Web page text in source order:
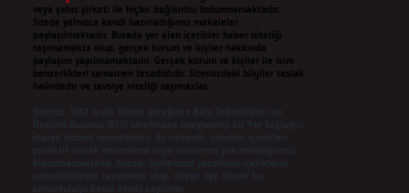
veya şahıs şirketi ile hiçbir bağlantısı bulunmamaktadır.
Sitede yalnızca kendi hazırladığımız makaleler
paylaşılmaktadır. Burada yer alan içerikler haber niteliği
taşımamakta olup, gerçek kurum ve kişiler hakkında
paylaşım yapılmamaktadır. Gerçek kurum ve kişiler ile isim
benzerlikleri tamamen tesadüfidir. Sitemizdeki bilgiler taslak
halindedir ve tavsiye niteliği taşımazlar.
Sitemiz, 5651 Sayılı Kanun gereğince Bilgi Teknolojileri ve
İletişim Kurumu (BTK) tarafından onaylanmış bir Yer Sağlayıcı
olarak hizmet vermektedir. Bu nedenle, sitedeki içerikleri
proaktif olarak denetleme veya araştırma yükümlülüğümüz
bulunmamaktadır. Ancak, üyelerimiz yazdıkları içeriklerin